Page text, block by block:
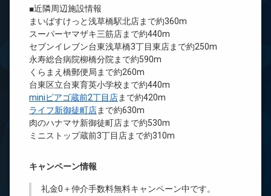
■近隣周辺施設情報
まいばすけっと浅草橋駅北店まで約360m
スーパーヤマザキ三筋店まで約440m
セブンイレブン台東浅草橋3丁目東店まで約250m
永寿総合病院柳橋分院まで約590m
くらまえ橋郵便局まで約260m
台東区立台東育英小学校まで約440m
miniピアゴ蔵前2丁目店まで約420m
ライフ新御徒町店まで約630m
肉のハナマサ新御徒町店まで約530m
ミニストップ蔵前3丁目店まで約310m
キャンペーン情報
礼金0 ＋仲介手数料無料キャンペーン中です。